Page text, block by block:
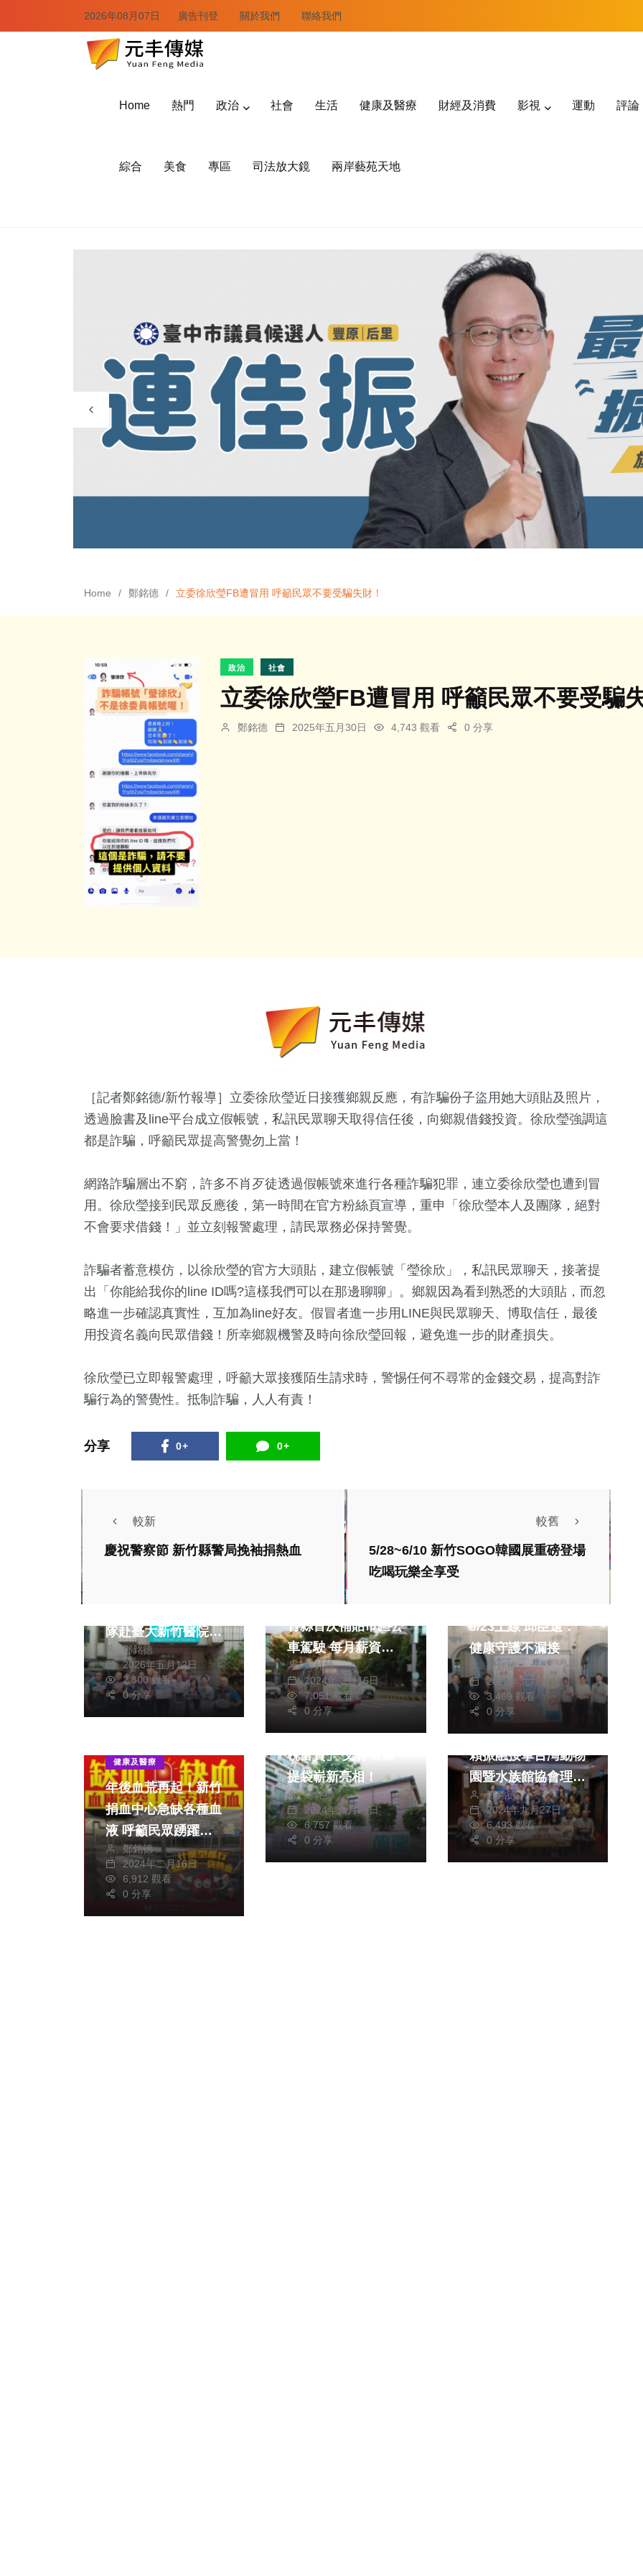
2026年08月07日 廣告刊登 關於我們 聯絡我們
Home 熱門 政治 社會 生活 健康及醫療 財經及消費 影視 運動 評論
綜合 美食 專區 司法放大鏡 兩岸藝苑天地
Home 鄭銘德 立委徐欣瑩FB遭冒用 呼籲民眾不要受騙失財！
政治 社會
立委徐欣瑩FB遭冒用 呼籲民眾不要受騙
鄭銘德 2025年五月30日 4,743 觀看 0 分享
［記者鄭銘德/新竹報導］立委徐欣瑩近日接獲鄉親反應，有詐騙份子盜用她大頭貼及照片，
透過臉書及line平台成立假帳號，私訊民眾聊天取得信任後，向鄉親借錢投資。徐欣瑩強調這
都是詐騙，呼籲民眾提高警覺勿上當！
網路詐騙層出不窮，許多不肖歹徒透過假帳號來進行各種詐騙犯罪，連立委徐欣瑩也遭到冒
用。徐欣瑩接到民眾反應後，第一時間在官方粉絲頁宣導，重申「徐欣瑩本人及團隊，絕對
不會要求借錢！」並立刻報警處理，請民眾務必保持警覺。
詐騙者蓄意模仿，以徐欣瑩的官方大頭貼，建立假帳號「瑩徐欣」，私訊民眾聊天，接著提
出「你能給我你的line ID嗎?這樣我們可以在那邊聊聊」。鄉親因為看到熟悉的大頭貼，而忽
略進一步確認真實性，互加為line好友。假冒者進一步用LINE與民眾聊天、博取信任，最後
用投資名義向民眾借錢！所幸鄉親機警及時向徐欣瑩回報，避免進一步的財產損失。
徐欣瑩已立即報警處理，呼籲大眾接獲陌生請求時，警惕任何不尋常的金錢交易，提高對詐
騙行為的警覺性。抵制詐騙，人人有責！
分享 0+ 0+
較新
慶祝警察節 新竹縣警局挽袖捐熱血
較舊
5/28~6/10 新竹SOGO韓國展重磅登場
吃喝玩樂全享受
隊赴臺大新竹醫院致
贈護師節蛋糕與面膜
鄭銘德
2026年五月12日
2,300 觀看
0 分享
新春大紅包來了！新
竹縣首次補貼市區公
車駕駛 每月薪資加1
萬 鄭銘德
2024年二月16日
7,051 觀看
0 分享
9/23上線 邱臣遠：
健康守護不漏接
鄭銘德
2025年九月11日
3,469 觀看
0 分享
健康及醫療
年後血荒再起！新竹
捐血中心急缺各種血
液 呼籲民眾踴躍捐
血 鄭銘德
2024年二月16日
6,912 觀看
0 分享
生活 財經及消費
新竹市稅務局推「竹
稅富貴」 文青環保
提袋嶄新亮相！
鄭銘德
2024年八月28日
6,757 觀看
0 分享
社會
以保育動物為己任
賴振融接掌台灣動物
園暨水族館協會理事
長 鄭銘德
2024年九月27日
6,493 觀看
0 分享
+
影視
166+
旅遊
212+
健康及醫療
4+
演唱會
28+
兩岸
68 +
運動
1+
兩岸佛教文化交
流專區
4+
海峽論壇專區
185+
財經及消費
509+
0+
福建林公信俗文
化專區
281+
綜合
250+ 17 +